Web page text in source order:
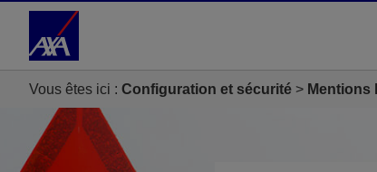
Accéder au Contenu
Vous êtes ici : Configuration et sécurité Mentions